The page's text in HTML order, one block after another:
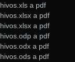
a pdf
a pdf
a pdf
a pdf
a pdf
a pdf